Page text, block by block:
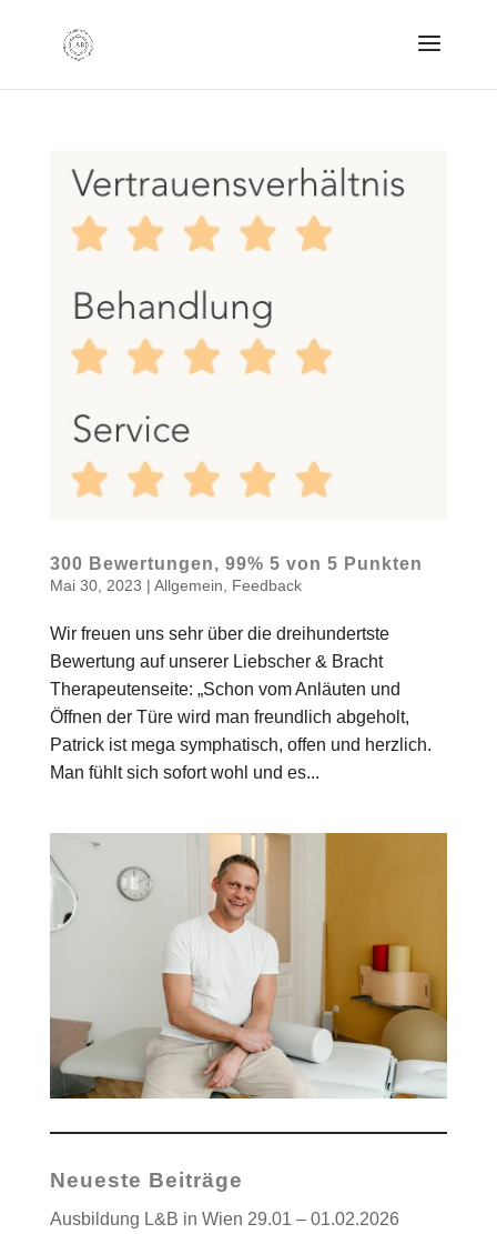
300 Bewertungen, 99% 5 von 5 Punkten
Mai 30, 2023 | Allgemein Feedback
Wir freuen uns sehr über die dreihundertste
Bewertung auf unserer Liebscher & Bracht
Therapeutenseite: „Schon vom Anläuten und
Öffnen der Türe wird man freundlich abgeholt,
Patrick ist mega symphatisch, offen und herzlich.
Man fühlt sich sofort wohl und es...
Neueste Beiträge
Ausbildung L&B in Wien 29.01 – 01.02.2026